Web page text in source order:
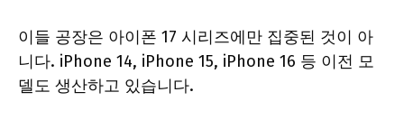
이들 공장은 아이폰 17 시리즈에만 집중된 것이 아
니다. iPhone 14, iPhone 15, iPhone 16 등 이전 모
델도 생산하고 있습니다.